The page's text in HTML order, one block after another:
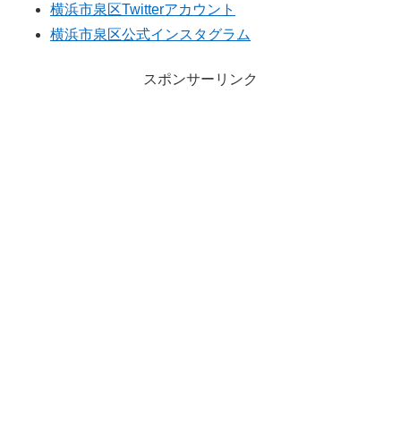
横浜市泉区Twitterアカウント
横浜市泉区公式インスタグラム
スポンサーリンク